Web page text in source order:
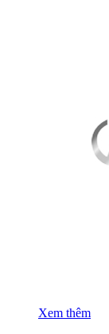
Xem thêm